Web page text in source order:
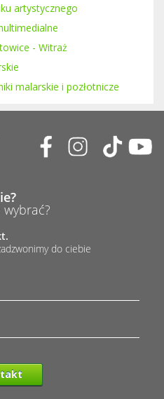
artystycznego
- Witraż
malarskie i pozłotnicze
wybrać?
do ciebie